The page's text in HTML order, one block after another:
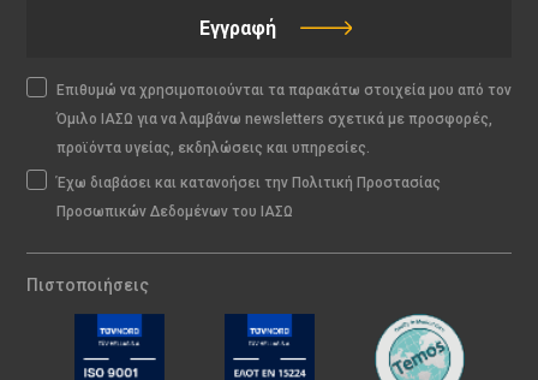
Εγγραφή
Επιθυμώ να χρησιμοποιούνται τα παρακάτω στοιχεία μου από τον
Όμιλο ΙΑΣΩ για να λαμβάνω newsletters σχετικά με προσφορές,
προϊόντα υγείας, εκδηλώσεις και υπηρεσίες.
Έχω διαβάσει και κατανοήσει την Πολιτική Προστασίας
Προσωπικών Δεδομένων του ΙΑΣΩ
Πιστοποιήσεις